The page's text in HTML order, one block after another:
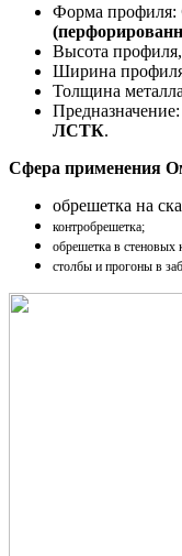
Форма профиля:
Высота
Ширина
Толщина
Предназначение:
ЛСТК.
Сфера применения
обрешетка на
контробрешетка;
обрешетка в стеновых
столбы и прогоны в